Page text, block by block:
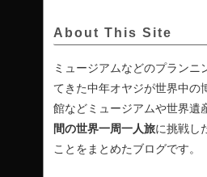
About This Site
ミュージアムなどのプランニ
てきた中年オヤジが世界中の
館などミュージアムや世界遺
間の世界一周一人旅に挑戦し
ことをまとめたブログです。